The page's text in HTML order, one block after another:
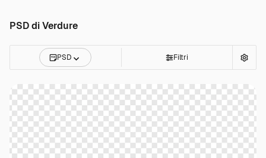
PSD di Verdure
PSD Filtri